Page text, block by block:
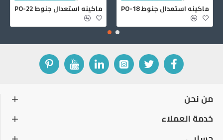
ماكينه استعدال جنوط PO-18 ماكينه استعدال جنوط PO-22
من نحن
خدمة العملاء